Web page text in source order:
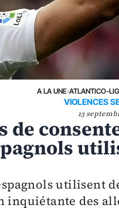
A LA UNE›ATLANTICO-
VIOLENCES
13
de
utilisent
inquiétante des